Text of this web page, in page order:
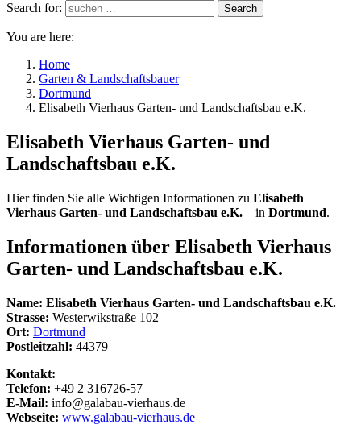
Search for:
Search
You are here:
Home
Garten & Landschaftsbauer
Dortmund
Elisabeth Vierhaus Garten- und Landschaftsbau e.K.
Elisabeth Vierhaus Garten- und
Landschaftsbau e.K.
Hier finden Sie alle Wichtigen Informationen zu Elisabeth
Vierhaus Garten- und Landschaftsbau e.K. – in Dortmund.
Informationen über Elisabeth Vierhaus
Garten- und Landschaftsbau e.K.
Name: Elisabeth Vierhaus Garten- und Landschaftsbau e.K.
Strasse: Westerwikstraße 102
Ort: Dortmund
Postleitzahl: 44379
Kontakt:
Telefon: +49 2 316726-57
E-Mail: info@galabau-vierhaus.de
Webseite: www.galabau-vierhaus.de